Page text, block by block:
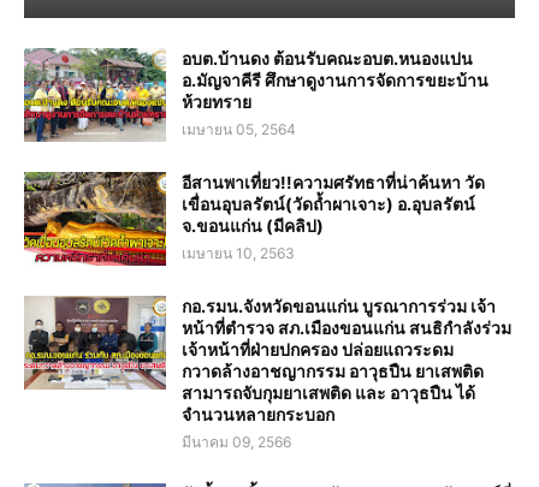
อบต.บ้านดง ต้อนรับคณะอบต.หนองแปน
อ.มัญจาคีรี ศึกษาดูงานการจัดการขยะบ้าน
ห้วยทราย
เมษายน 05, 2564
อีสานพาเที่ยว!!ความศรัทธาที่น่าค้นหา วัด
เขื่อนอุบลรัตน์(วัดถ้ำผาเจาะ) อ.อุบลรัตน์
จ.ขอนแก่น (มีคลิป)
เมษายน 10, 2563
กอ.รมน.จังหวัดขอนแก่น บูรณาการร่วม เจ้า
หน้าที่ตำรวจ สภ.เมืองขอนแก่น สนธิกำลังร่วม
เจ้าหน้าที่ฝ่ายปกครอง ปล่อยแถวระดม
กวาดล้างอาชญากรรม อาวุธปืน ยาเสพติด
สามารถจับกุมยาเสพติด และ อาวุธปืน ได้
จำนวนหลายกระบอก
มีนาคม 09, 2566